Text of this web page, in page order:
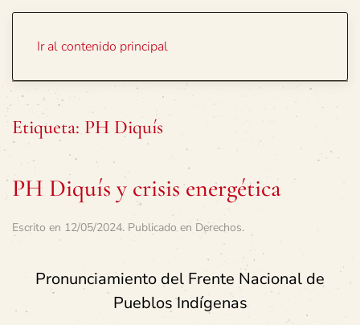
Ir al contenido principal
Etiqueta: PH Diquís
PH Diquís y crisis energética
Escrito en 12/05/2024. Publicado en Derechos.
Pronunciamiento del Frente Nacional de
Pueblos Indígenas